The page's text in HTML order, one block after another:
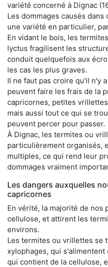
variété concerné à Dignac
Les dommages causés
une variété en particulier,
En vidant le bois, les
lyctus fragilisent les
conduit quelquefois aux
les cas les plus graves.
Il ne faut pas croire qu'il n'y
peuvent faire les frais de la
capricornes, petites
mais aussi tout ce qui se
peuvent percer pour passer.
À Dignac, les termites ou
particulièrement organisés,
multiples, ce qui rend leur
dommages vraiment
Les dangers auxquelles
capricornes
En vérité, la majorité de nos
cellulose, et attirent les
environs.
Les termites ou vrillettes se
xylophages, qui
qui contient de la cellulose,